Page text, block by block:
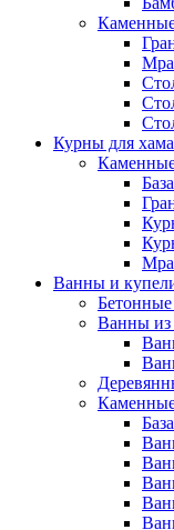
Курны для
Ванны и
Ванны из